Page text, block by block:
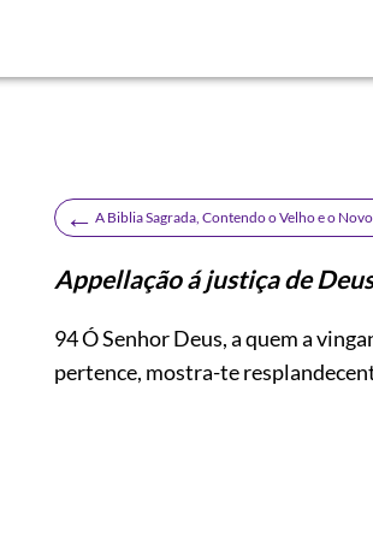
← A Biblia Sagrada, Contendo o Velho e o
Appellação á justiça de
94Ó Senhor Deus, a quem a
pertence, mostra-te